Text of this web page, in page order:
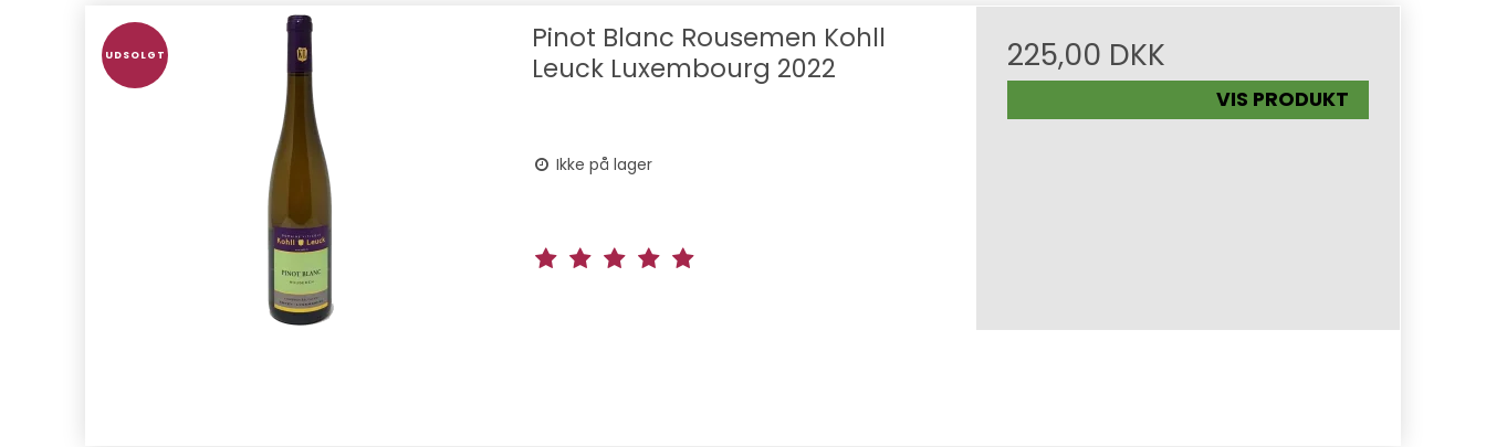
UDSOLGT
Pinot Blanc Rousemen Kohll
Leuck Luxembourg 2022
Ikke på lager
225,00 DKK
VIS PRODUKT